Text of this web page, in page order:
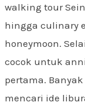
walking tour
hingga culinary
honeymoon.
cocok untuk
pertama.
mencari ide